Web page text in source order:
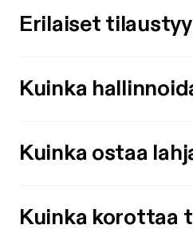
Erilaiset
Kuinka
Kuinka ostaa
Kuinka korottaa